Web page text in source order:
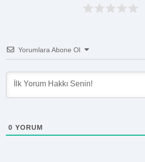
Yorumlara Abone Ol
0 YORUM